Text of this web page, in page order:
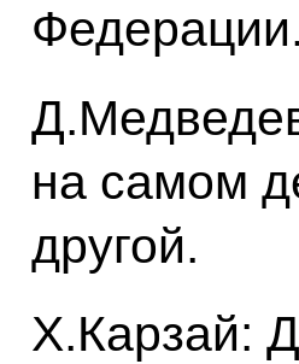
Федерации.
на самом
другой.
Х.Карзай: